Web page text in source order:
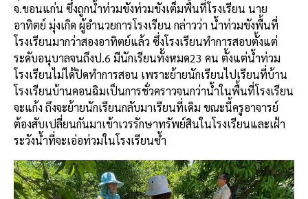
จ.ขอนแก่น ซึ่งถูกน้ำท่วมขังท่วมขังเต็มพื้นที่โรงเรียน นาย
อาทิตย์ มุ่งเกิด ผู้อำนวยการโรงเรียน กล่าวว่า น้ำท่วมขังพื้นที่
โรงเรียนมากว่าสองอาทิตย์แล้ว ซึ่งโรงเรียนทำการสอบตั้งแต่
ระดับอนุบาลจนถึงป.6 มีนักเรียนทั้งหมด23 คน ตั้งแต่น้ำท่วม
โรงเรียนไม่ได้ปิดทำการสอน เพราะย้ายนักเรียนไปเรียนที่บ้าน
โรงเรียนบ้านคอนฉิมเป็นการชั่วคราวจนกว่าน้ำในพื้นที่โรงเรียน
จะแก้ง ถึงจะย้ายนักเรียนกลับมาเรียนที่เดิม ขณะนี้ครูอาจารย์
ต้องสับเปลี่ยนกันมาเข้าเวรรักษาทรัพย์สินในโรงเรียนและเฝ้า
ระวังน้ำที่จะเอ่อท่วมในโรงเรียนซ้ำ